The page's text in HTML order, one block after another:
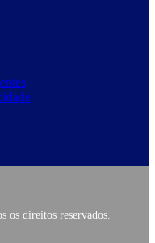
os direitos reservados.